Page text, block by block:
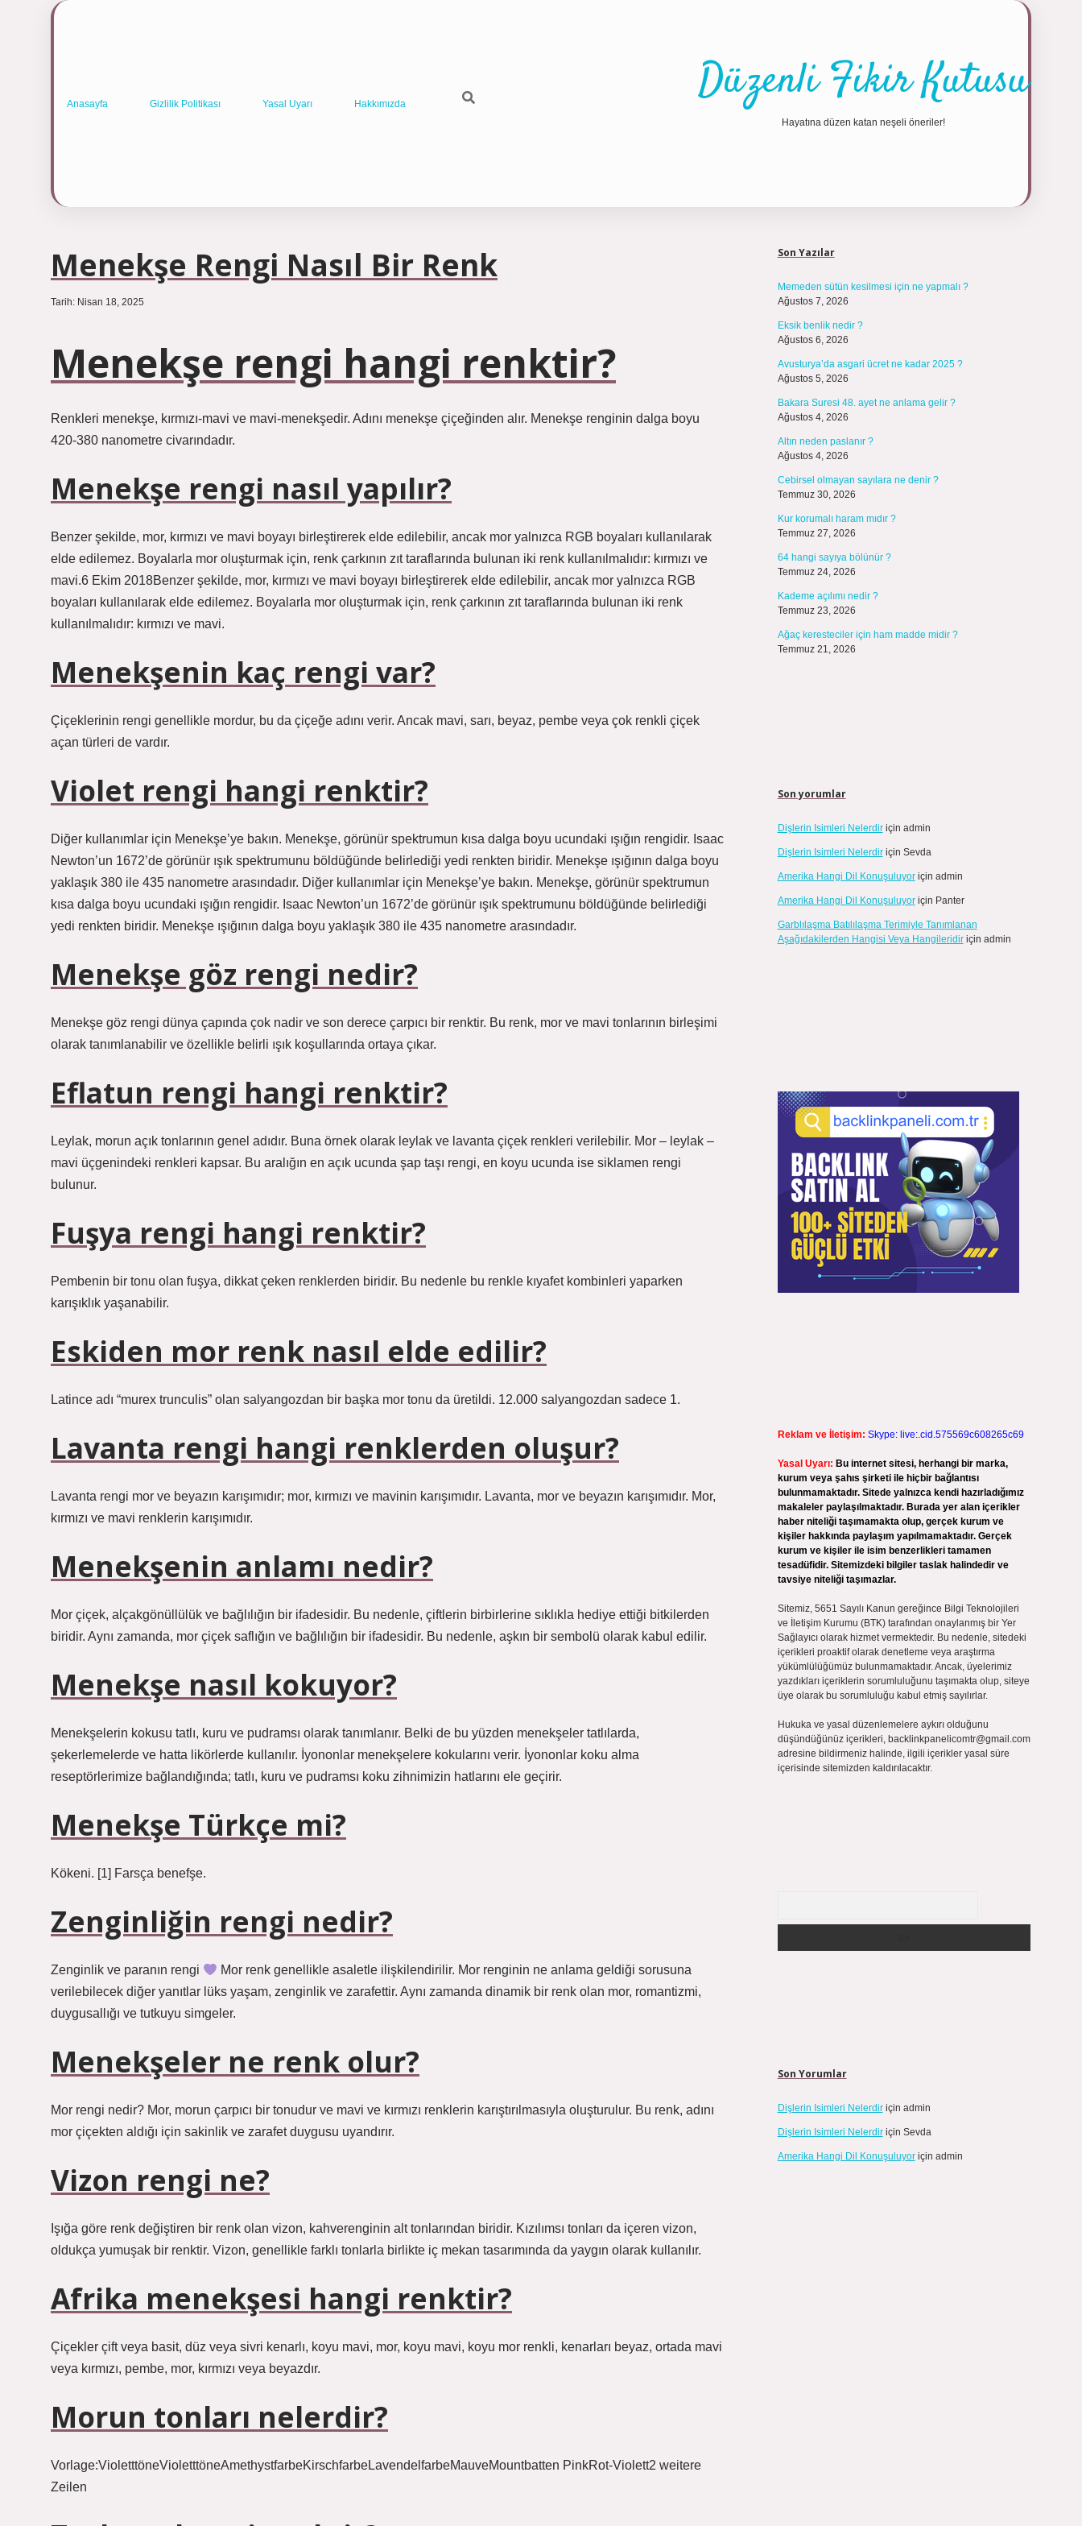
Anasayfa Gizlilik Politikası Yasal Uyarı Hakkımızda Düzenli Fikir Kutusu
Hayatına düzen katan neşeli öneriler!
Menekşe Rengi Nasıl Bir Renk
Tarih: Nisan 18, 2025
Menekşe rengi hangi renktir?
Renkleri menekşe, kırmızı-mavi ve mavi-menekşedir. Adını menekşe çiçeğinden alır. Menekşe renginin dalga boyu
420-380 nanometre civarındadır.
Menekşe rengi nasıl yapılır?
Benzer şekilde, mor, kırmızı ve mavi boyayı birleştirerek elde edilebilir, ancak mor yalnızca RGB boyaları kullanılarak
elde edilemez. Boyalarla mor oluşturmak için, renk çarkının zıt taraflarında bulunan iki renk kullanılmalıdır: kırmızı ve
mavi.6 Ekim 2018Benzer şekilde, mor, kırmızı ve mavi boyayı birleştirerek elde edilebilir, ancak mor yalnızca RGB
boyaları kullanılarak elde edilemez. Boyalarla mor oluşturmak için, renk çarkının zıt taraflarında bulunan iki renk
kullanılmalıdır: kırmızı ve mavi.
Menekşenin kaç rengi var?
Çiçeklerinin rengi genellikle mordur, bu da çiçeğe adını verir. Ancak mavi, sarı, beyaz, pembe veya çok renkli çiçek
açan türleri de vardır.
Violet rengi hangi renktir?
Diğer kullanımlar için Menekşe’ye bakın. Menekşe, görünür spektrumun kısa dalga boyu ucundaki ışığın rengidir. Isaac
Newton’un 1672’de görünür ışık spektrumunu böldüğünde belirlediği yedi renkten biridir. Menekşe ışığının dalga boyu
yaklaşık 380 ile 435 nanometre arasındadır. Diğer kullanımlar için Menekşe’ye bakın. Menekşe, görünür spektrumun
kısa dalga boyu ucundaki ışığın rengidir. Isaac Newton’un 1672’de görünür ışık spektrumunu böldüğünde belirlediği
yedi renkten biridir. Menekşe ışığının dalga boyu yaklaşık 380 ile 435 nanometre arasındadır.
Menekşe göz rengi nedir?
Menekşe göz rengi dünya çapında çok nadir ve son derece çarpıcı bir renktir. Bu renk, mor ve mavi tonlarının birleşimi
olarak tanımlanabilir ve özellikle belirli ışık koşullarında ortaya çıkar.
Eflatun rengi hangi renktir?
Leylak, morun açık tonlarının genel adıdır. Buna örnek olarak leylak ve lavanta çiçek renkleri verilebilir. Mor – leylak –
mavi üçgenindeki renkleri kapsar. Bu aralığın en açık ucunda şap taşı rengi, en koyu ucunda ise siklamen rengi
bulunur.
Fuşya rengi hangi renktir?
Pembenin bir tonu olan fuşya, dikkat çeken renklerden biridir. Bu nedenle bu renkle kıyafet kombinleri yaparken
karışıklık yaşanabilir.
Eskiden mor renk nasıl elde edilir?
Latince adı “murex trunculis” olan salyangozdan bir başka mor tonu da üretildi. 12.000 salyangozdan sadece 1.
Lavanta rengi hangi renklerden oluşur?
Lavanta rengi mor ve beyazın karışımıdır; mor, kırmızı ve mavinin karışımıdır. Lavanta, mor ve beyazın karışımıdır. Mor,
kırmızı ve mavi renklerin karışımıdır.
Menekşenin anlamı nedir?
Mor çiçek, alçakgönüllülük ve bağlılığın bir ifadesidir. Bu nedenle, çiftlerin birbirlerine sıklıkla hediye ettiği bitkilerden
biridir. Aynı zamanda, mor çiçek saflığın ve bağlılığın bir ifadesidir. Bu nedenle, aşkın bir sembolü olarak kabul edilir.
Menekşe nasıl kokuyor?
Menekşelerin kokusu tatlı, kuru ve pudramsı olarak tanımlanır. Belki de bu yüzden menekşeler tatlılarda,
şekerlemelerde ve hatta likörlerde kullanılır. İyononlar menekşelere kokularını verir. İyononlar koku alma
reseptörlerimize bağlandığında; tatlı, kuru ve pudramsı koku zihnimizin hatlarını ele geçirir.
Menekşe Türkçe mi?
Kökeni. [1] Farsça benefşe.
Zenginliğin rengi nedir?
Zenginlik ve paranın rengi
Mor renk genellikle asaletle ilişkilendirilir. Mor renginin ne anlama geldiği sorusuna
verilebilecek diğer yanıtlar lüks yaşam, zenginlik ve zarafettir. Aynı zamanda dinamik bir renk olan mor, romantizmi,
duygusallığı ve tutkuyu simgeler.
Menekşeler ne renk olur?
Mor rengi nedir? Mor, morun çarpıcı bir tonudur ve mavi ve kırmızı renklerin karıştırılmasıyla oluşturulur. Bu renk, adını
mor çiçekten aldığı için sakinlik ve zarafet duygusu uyandırır.
Vizon rengi ne?
Işığa göre renk değiştiren bir renk olan vizon, kahverenginin alt tonlarından biridir. Kızılımsı tonları da içeren vizon,
oldukça yumuşak bir renktir. Vizon, genellikle farklı tonlarla birlikte iç mekan tasarımında da yaygın olarak kullanılır.
Afrika menekşesi hangi renktir?
Çiçekler çift veya basit, düz veya sivri kenarlı, koyu mavi, mor, koyu mavi, koyu mor renkli, kenarları beyaz, ortada mavi
veya kırmızı, pembe, mor, kırmızı veya beyazdır.
Morun tonları nelerdir?
Vorlage:VioletttöneVioletttöneAmethystfarbeKirschfarbeLavendelfarbeMauveMountbatten PinkRot-Violett2 weitere
Zeilen
Son Yazılar
Memeden sütün kesilmesi için ne yapmalı ?
Ağustos 7, 2026
Eksik benlik nedir ?
Ağustos 6, 2026
Avusturya’da asgari ücret ne kadar 2025 ?
Ağustos 5, 2026
Bakara Suresi 48. ayet ne anlama gelir ?
Ağustos 4, 2026
Altın neden paslanır ?
Ağustos 4, 2026
Cebirsel olmayan sayılara ne denir ?
Temmuz 30, 2026
Kur korumalı haram mıdır ?
Temmuz 27, 2026
64 hangi sayıya bölünür ?
Temmuz 24, 2026
Kademe açılımı nedir ?
Temmuz 23, 2026
Ağaç keresteciler için ham madde midir ?
Temmuz 21, 2026
Son yorumlar
Dişlerin Isimleri Nelerdiriçin admin
Dişlerin Isimleri Nelerdiriçin Sevda
Amerika Hangi Dil Konuşuluyoriçin admin
Amerika Hangi Dil Konuşuluyoriçin Panter
Garblılaşma Batılılaşma Terimiyle Tanımlanan
Aşağıdakilerden Hangisi Veya Hangileridiriçin admin
Reklam ve İletişim: Skype: live:.cid.575569c608265c69
Yasal Uyarı: Bu internet sitesi, herhangi bir marka,
kurum veya şahıs şirketi ile hiçbir bağlantısı
bulunmamaktadır. Sitede yalnızca kendi hazırladığımız
makaleler paylaşılmaktadır. Burada yer alan içerikler
haber niteliği taşımamakta olup, gerçek kurum ve
kişiler hakkında paylaşım yapılmamaktadır. Gerçek
kurum ve kişiler ile isim benzerlikleri tamamen
tesadüfidir. Sitemizdeki bilgiler taslak halindedir ve
tavsiye niteliği taşımazlar.
Sitemiz, 5651 Sayılı Kanun gereğince Bilgi Teknolojileri
ve İletişim Kurumu (BTK) tarafından onaylanmış bir Yer
Sağlayıcı olarak hizmet vermektedir. Bu nedenle, sitedeki
içerikleri proaktif olarak denetleme veya araştırma
yükümlülüğümüz bulunmamaktadır. Ancak, üyelerimiz
yazdıkları içeriklerin sorumluluğunu taşımakta olup, siteye
üye olarak bu sorumluluğu kabul etmiş sayılırlar.
Hukuka ve yasal düzenlemelere aykırı olduğunu
düşündüğünüz içerikleri, backlinkpanelicomtr@gmail.com
adresine bildirmeniz halinde, ilgili içerikler yasal süre
içerisinde sitemizden kaldırılacaktır.
Son Yorumlar
Dişlerin Isimleri Nelerdiriçin admin
Dişlerin Isimleri Nelerdiriçin Sevda
Amerika Hangi Dil Konuşuluyoriçin admin